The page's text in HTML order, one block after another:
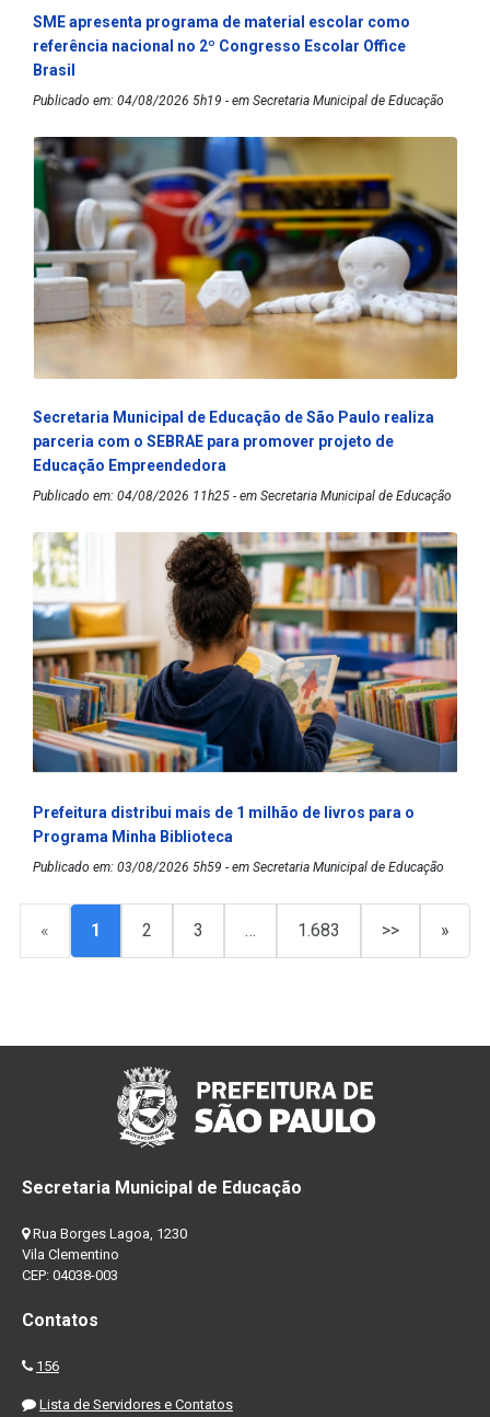
SME apresenta programa de material escolar como
referência nacional no 2º Congresso Escolar Office
Brasil
Publicado em: 04/08/2026 5h19 - em Secretaria Municipal de Educação
Secretaria Municipal de Educação de São Paulo realiza
parceria com o SEBRAE para promover projeto de
Educação Empreendedora
Publicado em: 04/08/2026 11h25 - em Secretaria Municipal de Educação
Prefeitura distribui mais de 1 milhão de livros para o
Programa Minha Biblioteca
Publicado em: 03/08/2026 5h59 - em Secretaria Municipal de Educação
« 1 2 3 … 1.683 >> »
Secretaria Municipal de Educação
Rua Borges Lagoa, 1230
Vila Clementino
CEP: 04038-003
Contatos
156
Lista de Servidores e Contatos